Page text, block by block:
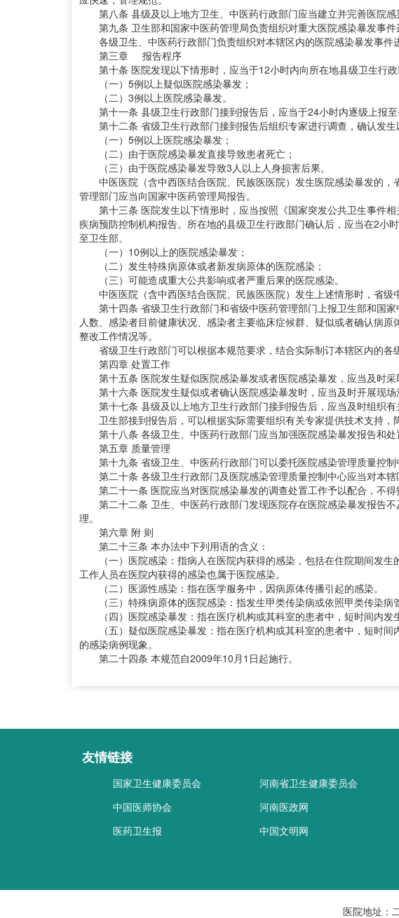
第八条 县级及以上地方卫生、中医药行政部门应当建立并完善医院感
第九条 卫生部和国家中医药管理局负责组织对重大医院感染暴发事件
各级卫生、中医药行政部门负责组织对本辖区内的医院感染暴发事件
第三章 报告程序
第十条 医院发现以下情形时，应当于12小时内向所在地县级卫生行政
（一）5例以上疑似医院感染暴发；
（二）3例以上医院感染暴发。
第十一条 县级卫生行政部门接到报告后，应当于24小时内逐级上报至
第十二条 省级卫生行政部门接到报告后组织专家进行调查，确认发生
（一）5例以上医院感染暴发；
（二）由于医院感染暴发直接导致患者死亡；
（三）由于医院感染暴发导致3人以上人身损害后果。
中医医院（含中西医结合医院、民族医医院）发生医院感染暴发的，
管理部门应当向国家中医药管理局报告。
第十三条 医院发生以下情形时，应当按照《国家突发公共卫生事件相
疾病预防控制机构报告。所在地的县级卫生行政部门确认后，应当在2小
至卫生部。
（一）10例以上的医院感染暴发；
（二）发生特殊病原体或者新发病原体的医院感染；
（三）可能造成重大公共影响或者严重后果的医院感染。
中医医院（含中西医结合医院、民族医医院）发生上述情形时，省级
第十四条 省级卫生行政部门和省级中医药管理部门上报卫生部和国家
人数、感染者目前健康状况、感染者主要临床症候群、疑似或者确认病
整改工作情况等。
省级卫生行政部门可以根据本规范要求，结合实际制订本辖区内的各
第四章 处置工作
第十五条 医院发生疑似医院感染暴发或者医院感染暴发，应当及时采
第十六条 医院发生疑似或者确认医院感染暴发时，应当及时开展现场
第十七条 县级及以上地方卫生行政部门接到报告后，应当及时组织有
卫生部接到报告后，可以根据实际需要组织有关专家提供技术支持，
第十八条 各级卫生、中医药行政部门应当加强医院感染暴发报告和处
第五章 质量管理
第十九条 省级卫生、中医药行政部门可以委托医院感染管理质量控制
第二十条 各级卫生行政部门及医院感染管理质量控制中心应当对本辖
第二十一条 医院应当对医院感染暴发的调查处置工作予以配合，不得
第二十二条 卫生、中医药行政部门发现医院存在医院感染暴发报告不
理。
第六章 附 则
第二十三条 本办法中下列用语的含义：
（一）医院感染：指病人在医院内获得的感染，包括在住院期间发生
工作人员在医院内获得的感染也属于医院感染。
（二）医源性感染：指在医学服务中，因病原体传播引起的感染。
（三）特殊病原体的医院感染：指发生甲类传染病或依照甲类传染病
（四）医院感染暴发：指在医疗机构或其科室的患者中，短时间内发
（五）疑似医院感染暴发：指在医疗机构或其科室的患者中，短时间
的感染病例现象。
第二十四条 本规范自2009年10月1日起施行。
友情链接
国家卫生健康委员会 河南省卫生健康委员会
中国医师协会
河南医政网
医药卫生报
中国文明网
医院地址：